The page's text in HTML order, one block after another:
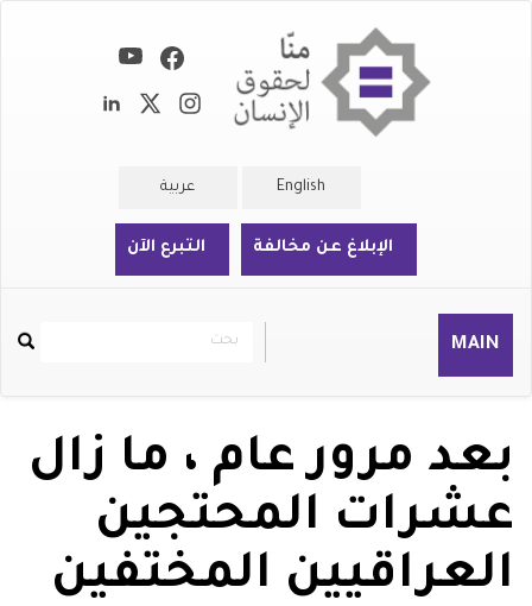
English عربية
الإبلاغ عن مخالفة التبرع الآن
MAIN
Rechercher
بحث
بعد مرور عام ، ما زال
عشرات المحتجين
العراقيين المختفين